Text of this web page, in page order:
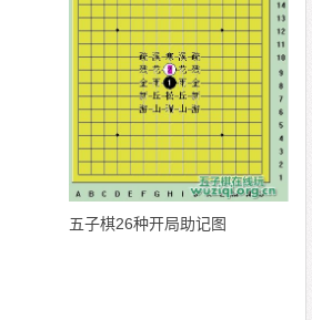
五子棋26种开局助记图